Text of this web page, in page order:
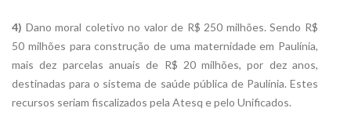
4) Dano moral coletivo no valor de R$ 250 milhões. Sendo R$
50 milhões para construção de uma maternidade em Paulínia,
mais dez parcelas anuais de R$ 20 milhões, por dez anos,
destinadas para o sistema de saúde pública de Paulínia. Estes
recursos seriam fiscalizados pela Atesq e pelo Unificados.